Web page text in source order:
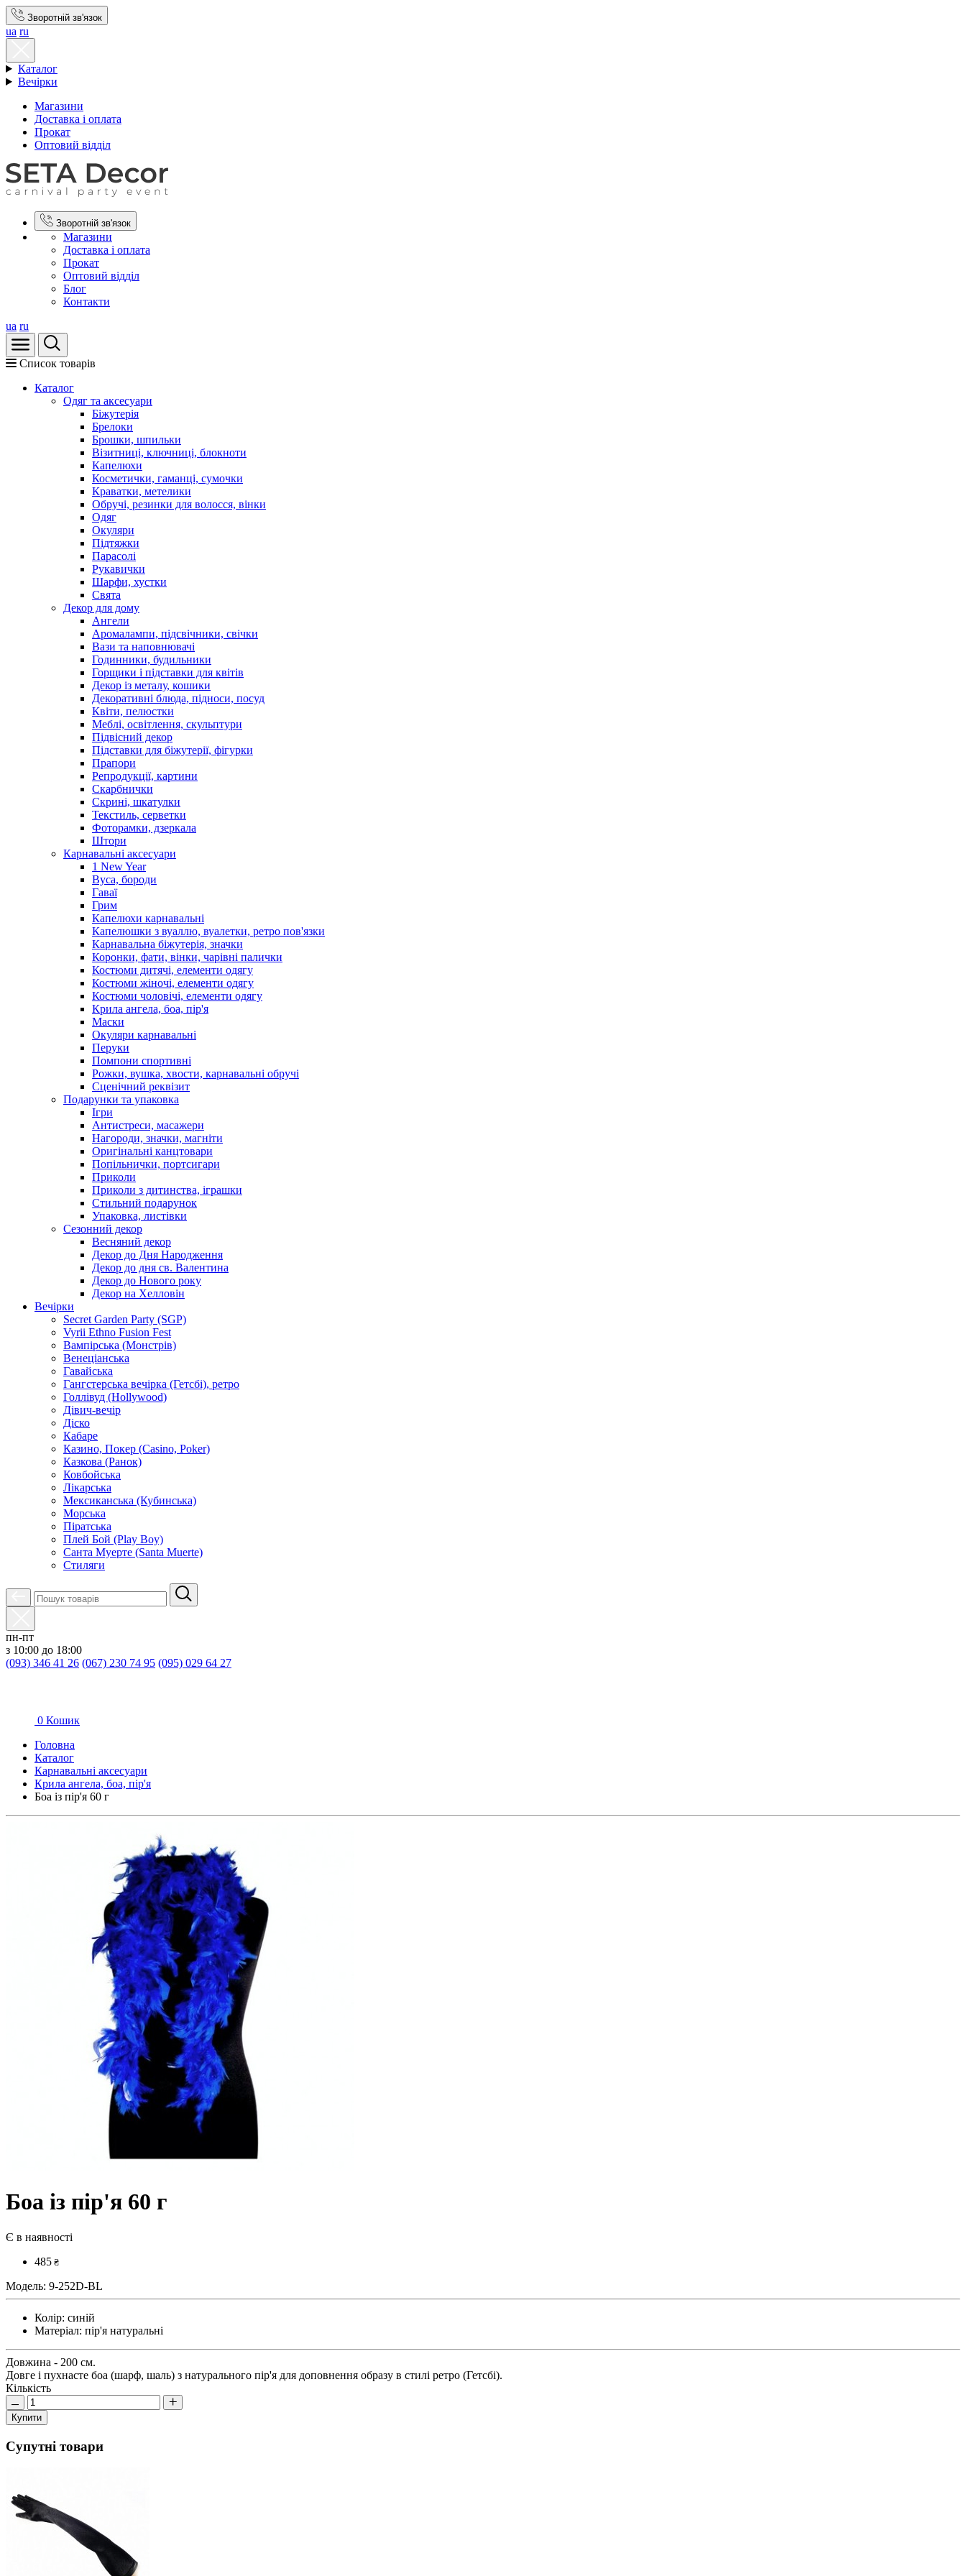
Зворотній зв'язок
ua ru
Каталог
Вечірки
Магазини
Доставка і оплата
Прокат
Оптовий відділ
Зворотній зв'язок
Магазини
Доставка і оплата
Прокат
Оптовий відділ
Блог
Контакти
ua ru
Список товарів
Каталог
Oдяг та аксесуари
Біжутерія
Брелоки
Брошки, шпильки
Візитниці, ключниці, блокноти
Капелюхи
Косметички, гаманці, сумочки
Краватки, метелики
Обручі, резинки для волосся, вінки
Одяг
Окуляри
Підтяжки
Парасолі
Рукавички
Шарфи, хустки
Свята
Декор для дому
Ангели
Аромалампи, підсвічники, свічки
Вази та наповнювачі
Годинники, будильники
Горщики і підставки для квітів
Декор із металу, кошики
Декоративні блюда, підноси, посуд
Квіти, пелюстки
Меблі, освітлення, скульптури
Підвісний декор
Підставки для біжутерії, фігурки
Прапори
Репродукції, картини
Скарбнички
Скрині, шкатулки
Текстиль, серветки
Фоторамки, дзеркала
Штори
Карнавальні аксесуари
1 New Year
Вуса, бороди
Гаваї
Грим
Капелюхи карнавальні
Капелюшки з вуаллю, вуалетки, ретро пов'язки
Карнавальна біжутерія, значки
Коронки, фати, вінки, чарівні палички
Костюми дитячі, елементи одягу
Костюми жіночі, елементи одягу
Костюми чоловічі, елементи одягу
Крила ангела, боа, пір'я
Маски
Окуляри карнавальні
Перуки
Помпони спортивні
Рожки, вушка, хвости, карнавальні обручі
Сценічний реквізит
Подарунки та упаковка
Ігри
Антистреси, масажери
Нагороди, значки, магніти
Оригінальні канцтовари
Попільнички, портсигари
Приколи
Приколи з дитинства, іграшки
Стильний подарунок
Упаковка, листівки
Сезонний декор
Весняний декор
Декор до Дня Народження
Декор до дня св. Валентина
Декор до Нового року
Декор на Хелловін
Вечірки
Secret Garden Party (SGP)
Vyrii Ethno Fusion Fest
Вампірська (Монстрів)
Венеціанська
Гавайська
Гангстерська вечірка (Гетсбі), ретро
Голлівуд (Hollywood)
Дівич-вечір
Діско
Кабаре
Казино, Покер (Casino, Poker)
Казкова (Ранок)
Ковбойська
Лікарська
Мексиканська (Кубинська)
Морська
Піратська
Плей Бой (Play Boy)
Санта Муерте (Santa Muerte)
Стиляги
пн-пт
з 10:00 до 18:00
(093) 346 41 26 (067) 230 74 95 (095) 029 64 27
0 Кошик
Головна
Каталог
Карнавальні аксесуари
Крила ангела, боа, пір'я
Боа із пір'я 60 г
Боа із пір'я 60 г
Є в наявності
485 ₴
Модель: 9-252D-BL
Колір: синій
Матеріал: пір'я натуральні
Довжина - 200 см.
Довге і пухнасте боа (шарф, шаль) з натурального пір'я для доповнення образу в стилі ретро (Гетсбі).
Кількість
Купити
Супутні товари